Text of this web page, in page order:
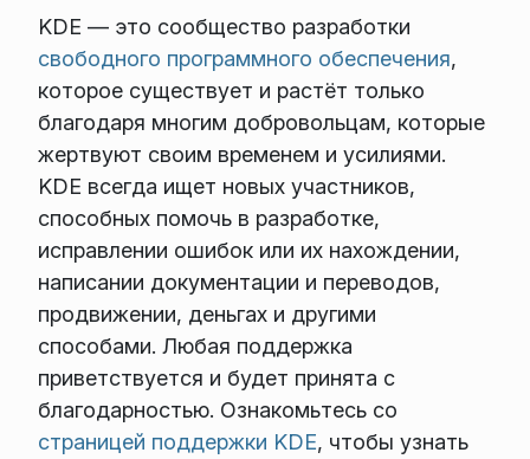
KDE — это сообщество разработки
свободного программного обеспечения,
которое существует и растёт только
благодаря многим добровольцам, которые
жертвуют своим временем и усилиями.
KDE всегда ищет новых участников,
способных помочь в разработке,
исправлении ошибок или их нахождении,
написании документации и переводов,
продвижении, деньгах и другими
способами. Любая поддержка
приветствуется и будет принята с
благодарностью. Ознакомьтесь со
страницей поддержки KDE, чтобы узнать